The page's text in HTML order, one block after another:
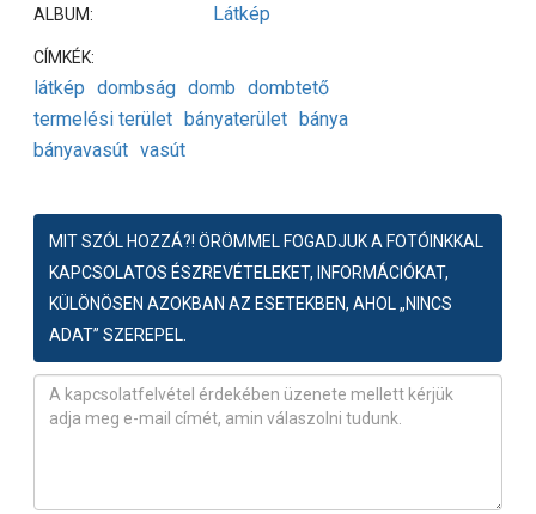
ALBUM: Látkép
CÍMKÉK:
látkép dombság domb dombtető
termelési terület bányaterület bánya
bányavasút vasút
MIT SZÓL HOZZÁ?! ÖRÖMMEL FOGADJUK A FOTÓINKKAL
KAPCSOLATOS ÉSZREVÉTELEKET, INFORMÁCIÓKAT,
KÜLÖNÖSEN AZOKBAN AZ ESETEKBEN, AHOL „NINCS
ADAT” SZEREPEL.